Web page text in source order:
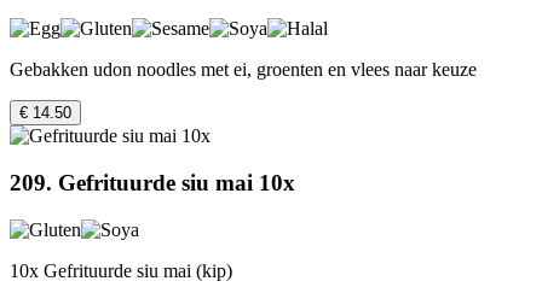
Gebakken udon noodles met ei, groenten en vlees naar keuze
€ 14.50
209. Gefrituurde siu mai 10x
10x Gefrituurde siu mai (kip)